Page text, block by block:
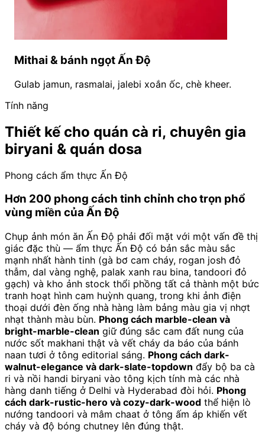
Mithai & bánh ngọt Ấn Độ
Gulab jamun, rasmalai, jalebi xoắn ốc, chè kheer.
Tính năng
Thiết kế cho quán cà ri, chuyên gia
biryani & quán dosa
Phong cách ẩm thực Ấn Độ
Hơn 200 phong cách tinh chỉnh cho trọn phổ
vùng miền của Ấn Độ
Chụp ảnh món ăn Ấn Độ phải đối mặt với một vấn đề thị
giác đặc thù — ẩm thực Ấn Độ có bản sắc màu sắc
mạnh nhất hành tinh (gà bơ cam cháy, rogan josh đỏ
thẫm, dal vàng nghệ, palak xanh rau bina, tandoori đỏ
gạch) và kho ảnh stock thổi phồng tất cả thành một bức
tranh hoạt hình cam huỳnh quang, trong khi ảnh điện
thoại dưới đèn ống nhà hàng làm bảng màu gia vị nhợt
nhạt thành màu bùn. Phong cách marble-clean và
bright-marble-clean giữ đúng sắc cam đất nung của
nước sốt makhani thật và vết cháy da báo của bánh
naan tươi ở tông editorial sáng. Phong cách dark-
walnut-elegance và dark-slate-topdown đẩy bộ ba cà
ri và nồi handi biryani vào tông kịch tính mà các nhà
hàng danh tiếng ở Delhi và Hyderabad đòi hỏi. Phong
cách dark-rustic-hero và cozy-dark-wood thể hiện lò
nướng tandoori và mâm chaat ở tông ấm áp khiến vết
cháy và độ bóng chutney lên đúng thật.